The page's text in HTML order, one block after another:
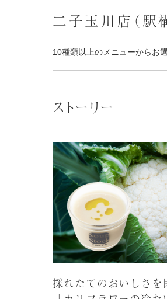
二子玉川店（駅
10種類以上のメニューからお
ストーリー
採れたてのおいしさを